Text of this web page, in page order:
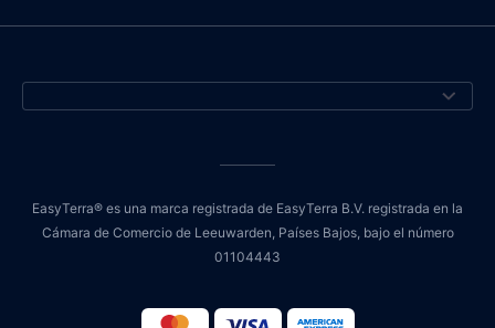
EasyTerra® es una marca registrada de EasyTerra B.V. registrada en la
Cámara de Comercio de Leeuwarden, Países Bajos, bajo el número
01104443